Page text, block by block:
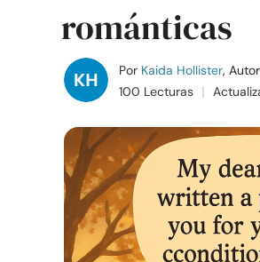
románticas
Por Kaida Hollister, Autor
100 Lecturas